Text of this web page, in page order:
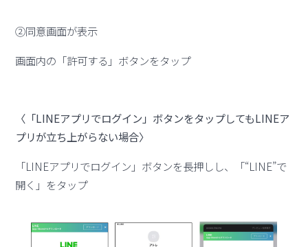
②同意画面が表示
画面内の「許可する」ボタンをタップ
〈「LINEアプリでログイン」ボタンをタップしてもLINEア
プリが立ち上がらない場合〉
「LINEアプリでログイン」ボタンを長押しし、「“LINE”で
開く」をタップ